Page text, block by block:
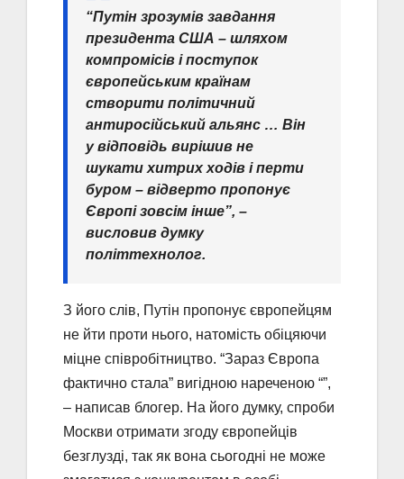
“Путін зрозумів завдання
президента США – шляхом
компромісів і поступок
європейським країнам
створити політичний
антиросійський альянс … Він
у відповідь вирішив не
шукати хитрих ходів і перти
буром – відверто пропонує
Європі зовсім інше”, –
висловив думку
політтехнолог.
З його слів, Путін пропонує європейцям
не йти проти нього, натомість обіцяючи
міцне співробітництво. “Зараз Європа
фактично стала” вигідною нареченою “”,
– написав блогер. На його думку, спроби
Москви отримати згоду європейців
безглузді, так як вона сьогодні не може